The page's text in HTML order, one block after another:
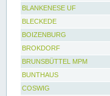
BLANKENESE UF
BLECKEDE
BOIZENBURG
BROKDORF
BRUNSBÜTTEL MPM
BUNTHAUS
COSWIG